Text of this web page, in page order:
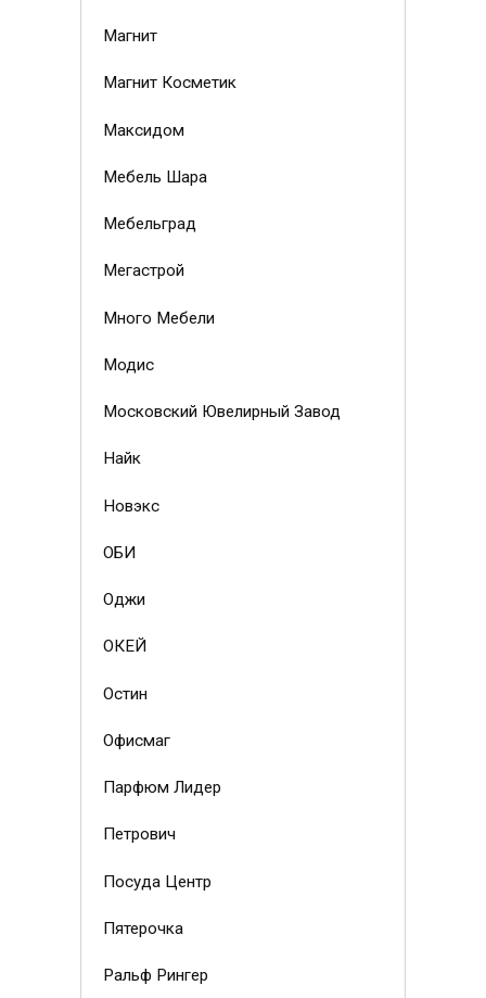
Магнит
Магнит Косметик
Максидом
Мебель Шара
Мебельград
Мегастрой
Много Мебели
Модис
Московский Ювелирный Завод
Найк
Новэкс
ОБИ
Оджи
ОКЕЙ
Остин
Офисмаг
Парфюм Лидер
Петрович
Посуда Центр
Пятерочка
Ральф Рингер